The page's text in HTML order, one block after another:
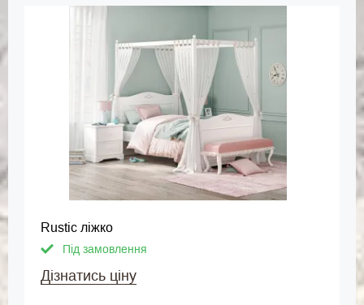
Rustic ліжко
Під замовлення
Дізнатись ціну